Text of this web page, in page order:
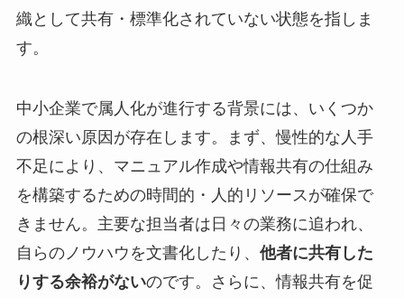
織として共有・標準化されていない状態を指しま
す。
中小企業で属人化が進行する背景には、いくつか
の根深い原因が存在します。まず、慢性的な人手
不足により、マニュアル作成や情報共有の仕組み
を構築するための時間的・人的リソースが確保で
きません。主要な担当者は日々の業務に追われ、
自らのノウハウを文書化したり、 他者に共有した
りする余裕がないのです。さらに、情報共有を促